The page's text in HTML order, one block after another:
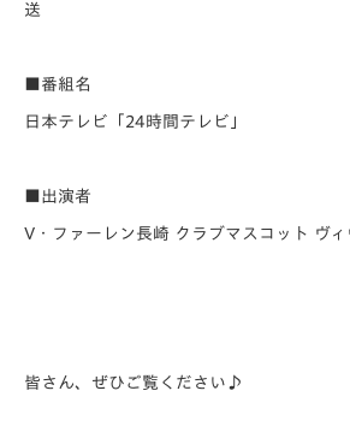
送
■番組名
日本テレビ「24時間テレビ」
■出演者
V・ファーレン長崎 クラブマスコット ヴィ
皆さん、ぜひご覧ください♪